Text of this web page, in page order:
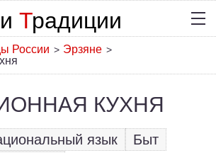
Традиции
России > Эрзяне >
КУХНЯ
язык
Быт